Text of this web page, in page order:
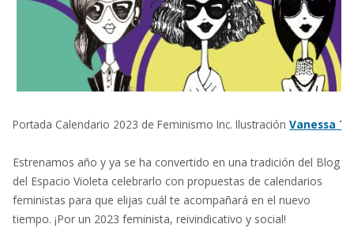
Portada Calendario 2023 de Feminismo Inc. Ilustración Vanessa
Estrenamos año y ya se ha convertido en una tradición del Blog
del Espacio Violeta celebrarlo con propuestas de calendarios
feministas para que elijas cuál te acompañará en el nuevo
tiempo. ¡Por un 2023 feminista, reivindicativo y social!